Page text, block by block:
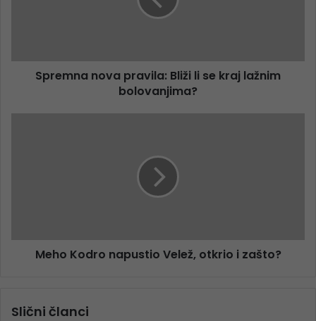
Spremna nova pravila: Bliži li se kraj lažnim
bolovanjima?
Meho Kodro napustio Velež, otkrio i zašto?
Slični članci